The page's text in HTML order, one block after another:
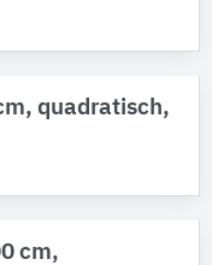
quadratisch,
cm,